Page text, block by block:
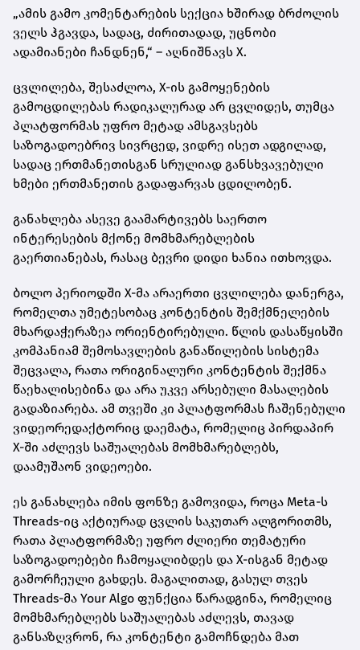
„ამის გამო კომენტარების სექცია ხშირად ბრძოლის
ველს ჰგავდა, სადაც, ძირითადად, უცნობი
ადამიანები ჩანდნენ,“ – აღნიშნავს X.
ცვლილება, შესაძლოა, X-ის გამოყენების
გამოცდილებას რადიკალურად არ ცვლიდეს, თუმცა
პლატფორმას უფრო მეტად ამსგავსებს
საზოგადოებრივ სივრცედ, ვიდრე ისეთ ადგილად,
სადაც ერთმანეთისგან სრულიად განსხვავებული
ხმები ერთმანეთის გადაფარვას ცდილობენ.
განახლება ასევე გაამარტივებს საერთო
ინტერესების მქონე მომხმარებლების
გაერთიანებას, რასაც ბევრი დიდი ხანია ითხოვდა.
ბოლო პერიოდში X-მა არაერთი ცვლილება დანერგა,
რომელთა უმეტესობაც კონტენტის შემქმნელების
მხარდაჭერაზეა ორიენტირებული. წლის დასაწყისში
კომპანიამ შემოსავლების განაწილების სისტემა
შეცვალა, რათა ორიგინალური კონტენტის შექმნა
წაეხალისებინა და არა უკვე არსებული მასალების
გადაზიარება. ამ თვეში კი პლატფორმას ჩაშენებული
ვიდეორედაქტორიც დაემატა, რომელიც პირდაპირ
X-ში აძლევს საშუალებას მომხმარებლებს,
დაამუშაონ ვიდეოები.
ეს განახლება იმის ფონზე გამოვიდა, როცა Meta-ს
Threads-იც აქტიურად ცვლის საკუთარ ალგორითმს,
რათა პლატფორმაზე უფრო ძლიერი თემატური
საზოგადოებები ჩამოყალიბდეს და X-ისგან მეტად
გამორჩეული გახდეს. მაგალითად, გასულ თვეს
Threads-მა Your Algo ფუნქცია წარადგინა, რომელიც
მომხმარებლებს საშუალებას აძლევს, თავად
განსაზღვრონ, რა კონტენტი გამოჩნდება მათ